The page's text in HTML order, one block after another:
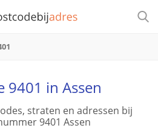
9401 in Assen
straten en adressen bij
9401 Assen